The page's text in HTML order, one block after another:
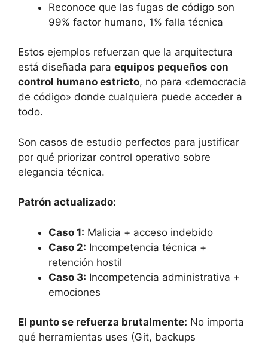
Reconoce que las fugas de código son
99% factor humano, 1% falla técnica
Estos ejemplos refuerzan que la arquitectura
está diseñada para equipos pequeños con
control humano estricto, no para «democracia
de código» donde cualquiera puede acceder a
todo.
Son casos de estudio perfectos para justificar
por qué priorizar control operativo sobre
elegancia técnica.
Patrón actualizado:
Caso 1: Malicia + acceso indebido
Caso 2: Incompetencia técnica +
retención hostil
Caso 3: Incompetencia administrativa +
emociones
El punto se refuerza brutalmente: No importa
qué herramientas uses (Git, backups